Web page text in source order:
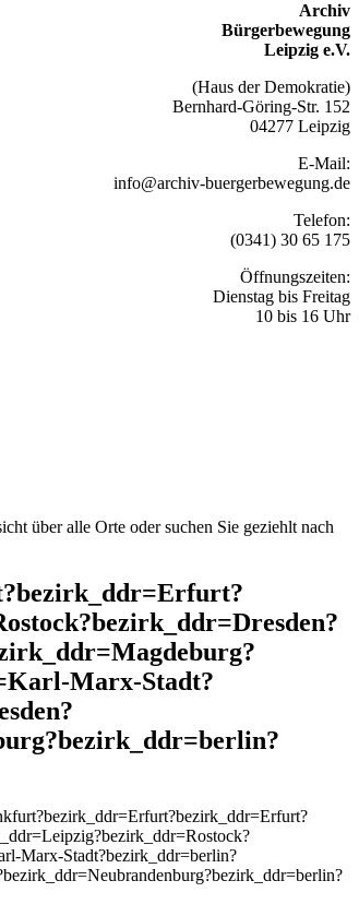
Archiv
Bürgerbewegung
Leipzig e.V.
(Haus der Demokratie)
Bernhard-Göring-Str. 152
04277 Leipzig
E-Mail:
info@archiv-buergerbewegung.de
Telefon:
(0341) 30 65 175
Öffnungszeiten:
Dienstag bis Freitag
10 bis 16 Uhr
über alle Orte oder suchen Sie geziehlt nach
Marx-Stadt?
Marx-Stadt?bezirk_ddr=berlin?